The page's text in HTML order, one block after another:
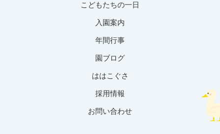
こどもたちの一日
入園案内
年間行事
園ブログ
ははこぐさ
採用情報
お問い合わせ